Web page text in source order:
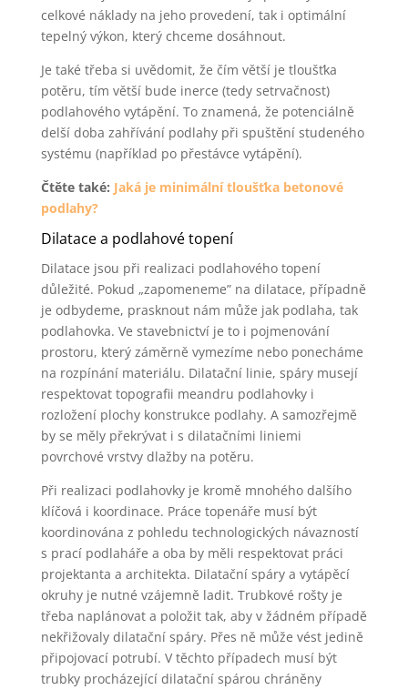
celkové náklady na jeho provedení, tak i optimální
tepelný výkon, který chceme dosáhnout.
Je také třeba si uvědomit, že čím větší je tloušťka
potěru, tím větší bude inerce (tedy setrvačnost)
podlahového vytápění. To znamená, že potenciálně
delší doba zahřívání podlahy při spuštění studeného
systému (například po přestávce vytápění).
Čtěte také: Jaká je minimální tloušťka betonové
podlahy?
Dilatace a podlahové topení
Dilatace jsou při realizaci podlahového topení
důležité. Pokud „zapomeneme” na dilatace, případně
je odbydeme, prasknout nám může jak podlaha, tak
podlahovka. Ve stavebnictví je to i pojmenování
prostoru, který záměrně vymezíme nebo ponecháme
na rozpínání materiálu. Dilatační linie, spáry musejí
respektovat topografii meandru podlahovky i
rozložení plochy konstrukce podlahy. A samozřejmě
by se měly překrývat i s dilatačními liniemi
povrchové vrstvy dlažby na potěru.
Při realizaci podlahovky je kromě mnohého dalšího
klíčová i koordinace. Práce topenáře musí být
koordinována z pohledu technologických návazností
s prací podlaháře a oba by měli respektovat práci
projektanta a architekta. Dilatační spáry a vytápěcí
okruhy je nutné vzájemně ladit. Trubkové rošty je
třeba naplánovat a položit tak, aby v žádném případě
nekřižovaly dilatační spáry. Přes ně může vést jedině
připojovací potrubí. V těchto případech musí být
trubky procházející dilatační spárou chráněny